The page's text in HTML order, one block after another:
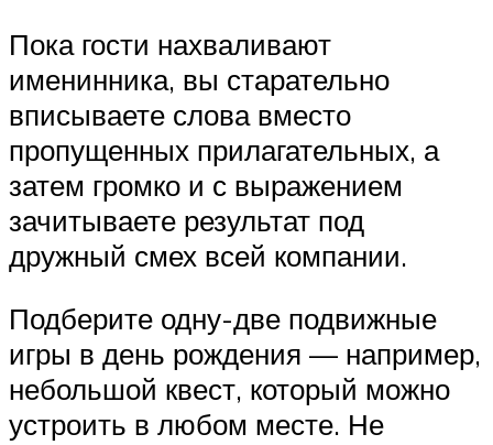
Пока гости нахваливают
именинника, вы старательно
вписываете слова вместо
пропущенных прилагательных, а
затем громко и с выражением
зачитываете результат под
дружный смех всей компании.
Подберите одну-две подвижные
игры в день рождения — например,
небольшой квест, который можно
устроить в любом месте. Не